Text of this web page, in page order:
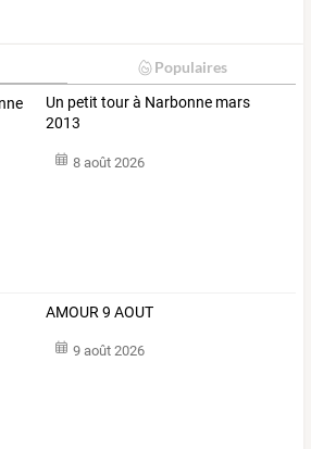
Populaires
Un petit tour à Narbonne mars
2013
8 août 2026
AMOUR 9 AOUT
9 août 2026